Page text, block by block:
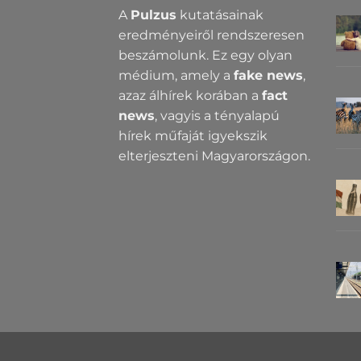
A Pulzus kutatásainak
eredményeiről rendszeresen
beszámolunk. Ez egy olyan
médium, amely a fake news,
azaz álhírek korában a fact
news, vagyis a tényalapú
hírek műfaját igyekszik
elterjeszteni Magyarországon.